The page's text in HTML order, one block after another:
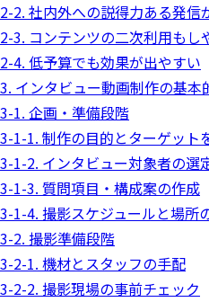
2-2. 社内外への説得力ある発信
2-3. コンテンツの二次利用もし
2-4. 低予算でも効果が出やすい
3. インタビュー動画制作の基本
3-1. 企画・準備段階
3-1-1. 制作の目的とターゲット
3-1-2. インタビュー対象者の選
3-1-3. 質問項目・構成案の作成
3-1-4. 撮影スケジュールと場所
3-2. 撮影準備段階
3-2-1. 機材とスタッフの手配
3-2-2. 撮影現場の事前チェック